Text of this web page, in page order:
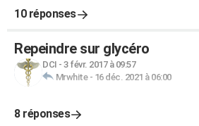
10 réponses
Repeindre sur glycéro
DCI - 3 févr. 2017 à 09:57
Mrwhite- 16 déc. 2021 à 06:00
8 réponses